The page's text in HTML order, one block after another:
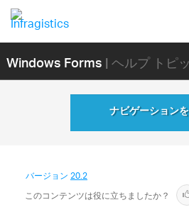
Windows Forms| ヘルプ トピ
ナビゲーション
バージョン20.2
このコンテンツは役に立ちましたか？